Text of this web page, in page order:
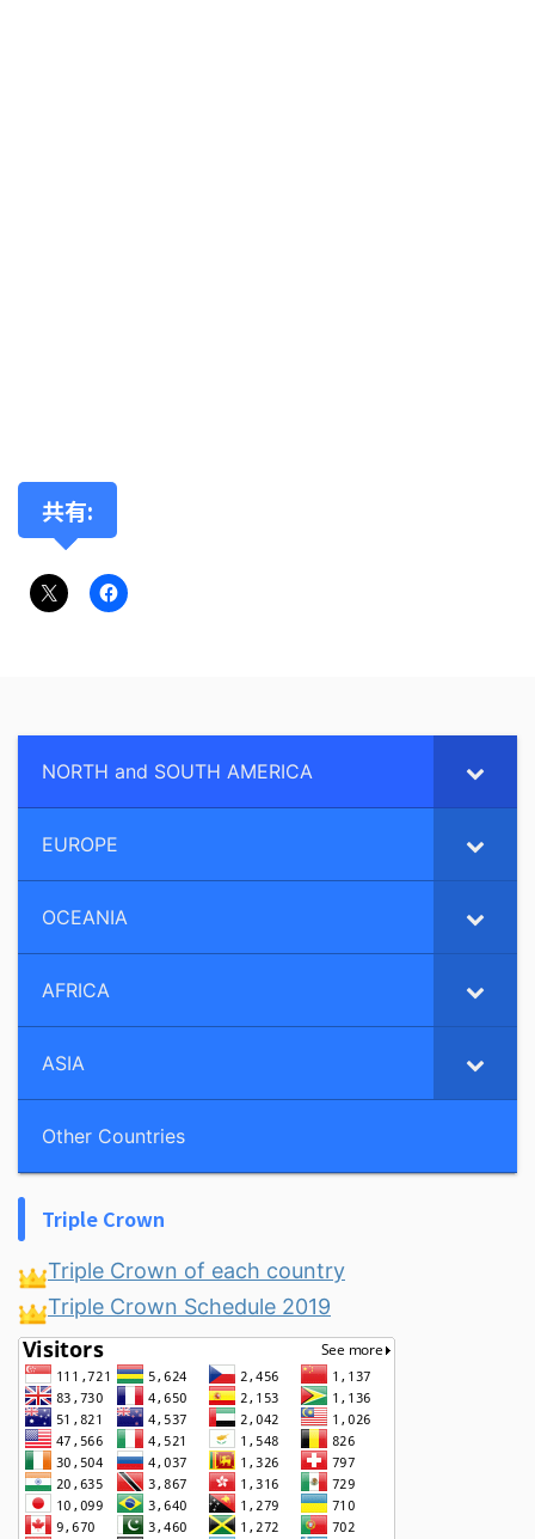
共有:
NORTH and SOUTH AMERICA
EUROPE
OCEANIA
AFRICA
ASIA
Other Countries
Triple Crown
Triple Crown of each country
Triple Crown Schedule 2019